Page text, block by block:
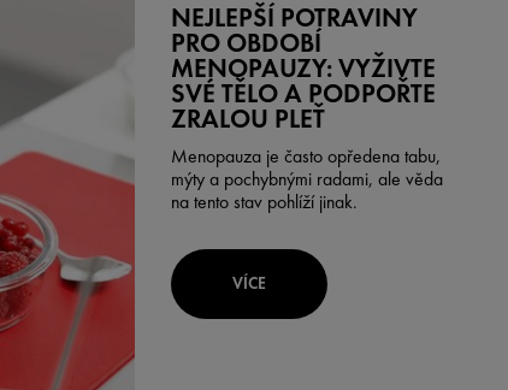
NEJLEPŠÍ POTRAVINY
PRO OBDOBÍ
MENOPAUZY: VYŽIVTE
SVÉ TĚLO A PODPOŘTE
ZRALOU PLEŤ
Menopauza je často opředena tabu,
mýty a pochybnými radami, ale věda
na tento stav pohlíží jinak.
VÍCE